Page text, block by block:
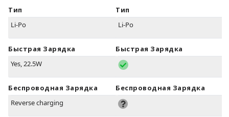
Тип
Li-Po
Быстрая Зарядка
Yes, 22.5W
Беспроводная Зарядка
Reverse charging
Тип
Li-Po
Быстрая Зарядка
Беспроводная Зарядка